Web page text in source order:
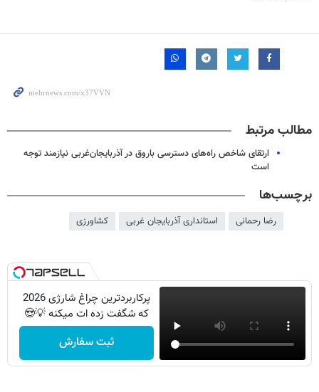
مطالب مرتبط
ارتقای شاخص راه‌های دسترسی باروق در آذربایجان‌غربی نیازمند توجه
است
برچسب‌ها
رضا رحمانی استانداری آذربایجان غربی کشاورزی
پرکاربردترین چراغ شارژی 2026
که شگفت زده ات میکنه 💡😍
ثبت سفارش